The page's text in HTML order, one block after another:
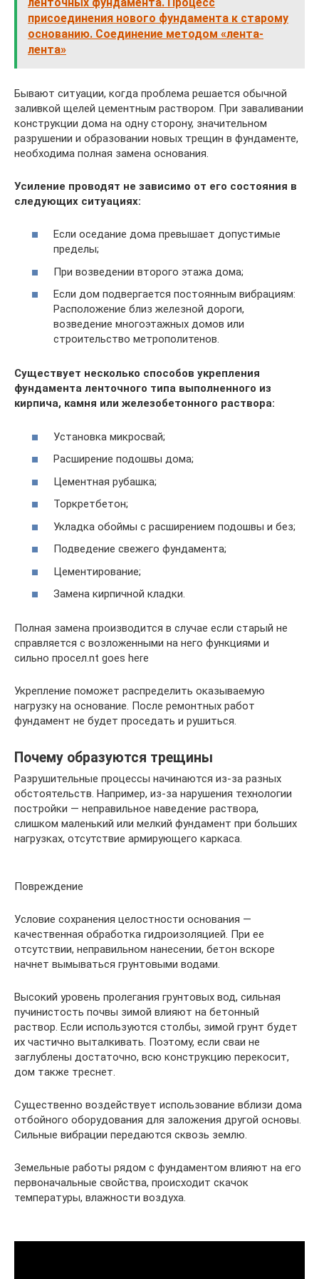
присоединения нового фундамента к старому
основанию. Соединение методом «лента-
лента»
Бывают ситуации, когда проблема решается обычной
заливкой щелей цементным раствором. При заваливании
конструкции дома на одну сторону, значительном
разрушении и образовании новых трещин в фундаменте,
необходима полная замена основания.
Усиление проводят не зависимо от его состояния в
следующих ситуациях:
Если оседание дома превышает допустимые
пределы;
При возведении второго этажа дома;
Если дом подвергается постоянным вибрациям:
Расположение близ железной дороги,
возведение многоэтажных домов или
строительство метрополитенов.
Существует несколько способов укрепления
фундамента ленточного типа выполненного из
кирпича, камня или железобетонного раствора:
Установка микросвай;
Расширение подошвы дома;
Цементная рубашка;
Торкретбетон;
Укладка обоймы с расширением подошвы и без;
Подведение свежего фундамента;
Цементирование;
Замена кирпичной кладки.
Полная замена производится в случае если старый не
справляется с возложенными на него функциями и
сильно просел.nt goes here
Укрепление поможет распределить оказываемую
нагрузку на основание. После ремонтных работ
фундамент не будет проседать и рушиться.
Почему образуются трещины
Разрушительные процессы начинаются из-за разных
обстоятельств. Например, из-за нарушения технологии
постройки — неправильное наведение раствора,
слишком маленький или мелкий фундамент при больших
нагрузках, отсутствие армирующего каркаса.
Повреждение
Условие сохранения целостности основания —
качественная обработка гидроизоляцией. При ее
отсутствии, неправильном нанесении, бетон вскоре
начнет вымываться грунтовыми водами.
Высокий уровень пролегания грунтовых вод, сильная
пучинистость почвы зимой влияют на бетонный
раствор. Если используются столбы, зимой грунт будет
их частично выталкивать. Поэтому, если сваи не
заглублены достаточно, всю конструкцию перекосит,
дом также треснет.
Существенно воздействует использование вблизи дома
отбойного оборудования для заложения другой основы.
Сильные вибрации передаются сквозь землю.
Земельные работы рядом с фундаментом влияют на его
первоначальные свойства, происходит скачок
температуры, влажности воздуха.